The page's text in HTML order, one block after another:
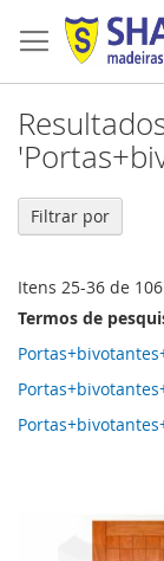
para
o
conteúdo
Itens 25-36 de 106
Termos de
Filtrar por